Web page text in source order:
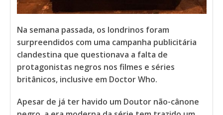
Na semana passada, os londrinos foram
surpreendidos com uma campanha publicitária
clandestina que questionava a falta de
protagonistas negros nos filmes e séries
britânicos, inclusive em Doctor Who.
Apesar de já ter havido um Doutor não-cânone